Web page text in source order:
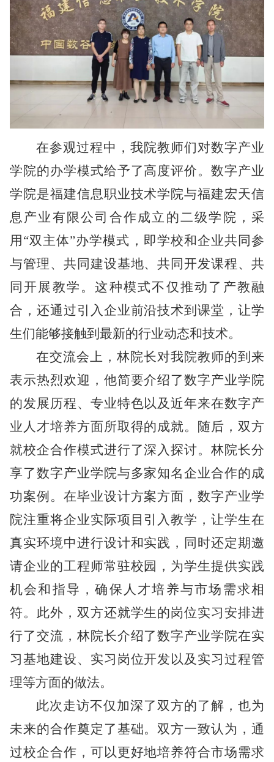
在参观过程中，我院教师们对数字产业
学院的办学模式给予了高度评价。数字产业
学院是福建信息职业技术学院与福建宏天信
息产业有限公司合作成立的二级学院，采
用 “双主体”办学模式，即学校和企业共同参
与管理、共同建设基地、共同开发课程、共
同开展教学。这种模式不仅推动了产教融
合，还通过引入企业前沿技术到课堂，让学
生们能够接触到最新的行业动态和技术。
在交流会上，林院长对我院教师的到来
表示热烈欢迎，他简要介绍了数字产业学院
的发展历程、专业特色以及近年来在数字产
业人才培养方面所取得的成就。随后，双方
就校企合作模式进行了深入探讨。林院长分
享了数字产业学院与多家知名企业合作的成
功案例。在毕业设计方案方面，数字产业学
院注重将企业实际项目引入教学，让学生在
真实环境中进行设计和实践，同时还定期邀
请企业的工程师常驻校园，为学生提供实践
机会和指导，确保人才培养与市场需求相
符。此外，双方还就学生的岗位实习安排进
行了交流，林院长介绍了数字产业学院在实
习基地建设、实习岗位开发以及实习过程管
理等方面的做法。
此次走访不仅加深了双方的了解，也为
未来的合作奠定了基础。双方一致认为，通
过校企合作，可以更好地培养符合市场需求